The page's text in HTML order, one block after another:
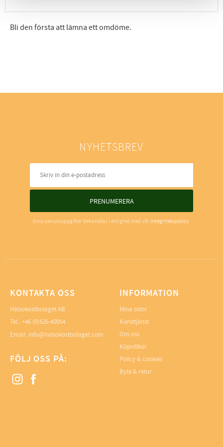
Bli den första att lämna ett omdöme.
NYHETSBREV
PRENUMERERA
Dina personuppgifter behandlas i enlighet med vår integritetspolicy.
KONTAKTA OSS
Hälsokostbolaget AB
Tel.: +46 (0)526-40054
Email: info@halsokostbolaget.com
FÖLJ OSS PÅ:
INFORMATION
Mina sidor
Kundtjänst
Om oss
Köpvillkor
Policy & cookies
Byte & retur